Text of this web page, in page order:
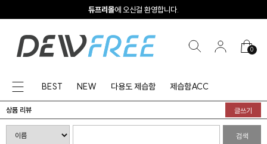
듀프리몰에 오신걸 환영합니다.
0
BEST NEW 다용도 제습함 제습함ACC
상품 리뷰 글쓰기
검색